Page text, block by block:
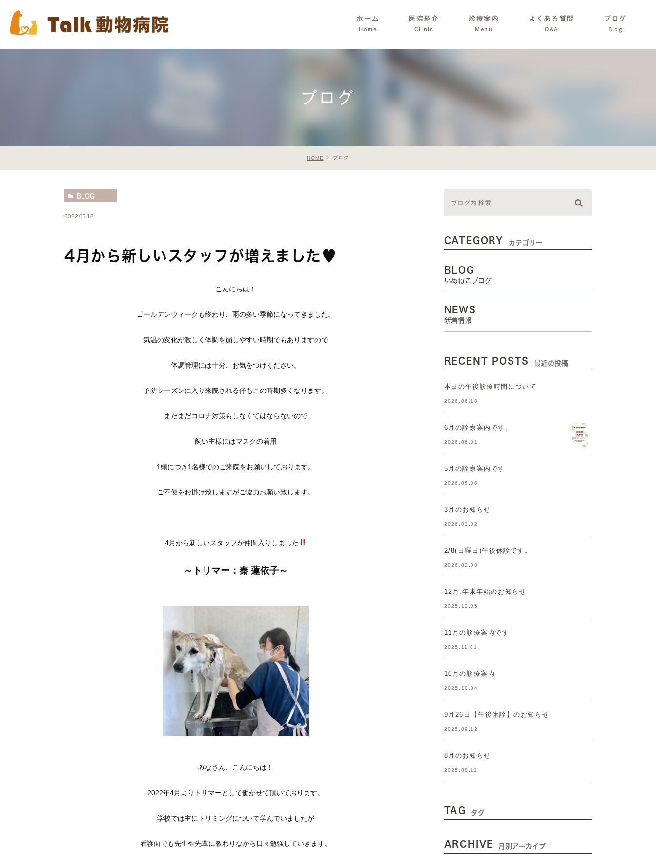
ホーム
Home
医院紹介
Clinic
診療案内
Menu
よくある質問
Q&A
ブログ
Blog
ブログ
HOME ブログ
BLOG
2022.05.18
4月から新しいスタッフが増えました♥
こんにちは！
ゴールデンウィークも終わり、雨の多い季節になってきました。
気温の変化が激しく体調を崩しやすい時期でもありますので
体調管理には十分、お気をつけください。
予防シーズンに入り来院される仔もこの時期多くなります。
まだまだコロナ対策もしなくてはならないので
飼い主様にはマスクの着用
1頭につき1名様でのご来院をお願いしております。
ご不便をお掛け致しますがご協力お願い致します。
4月から新しいスタッフが仲間入りしました
～トリマー：秦 蓮依子～
みなさん、こんにちは！
2022年4月よりトリマーとして働かせて頂いております。
学校では主にトリミングについて学んでいましたが
看護面でも先生や先輩に教わりながら日々勉強していきます。
CATEGORY カテゴリー
BLOG
いぬねこブログ
NEWS
新着情報
RECENT POSTS 最近の投稿
本日の午後診療時間について
2026.06.18
6月の診療案内です。
2026.06.01
5月の診療案内です
2026.05.06
3月のお知らせ
2026.03.02
2/8(日曜日)午後休診です。
2026.02.08
12月.年末年始のお知らせ
2025.12.05
11月の診療案内です
2025.11.01
10月の診療案内
2025.10.04
9月26日【午後休診】のお知らせ
2025.09.12
8月のお知らせ
2025.08.11
TAG タグ
ARCHIVE 月別アーカイブ